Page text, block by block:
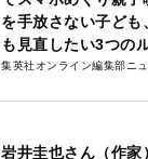
を手放さない子ど
も見直したい3つの
集英社オンライン編集部ニ
岩井圭也さん（作家